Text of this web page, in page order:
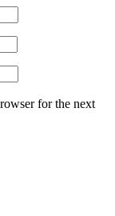
for the next